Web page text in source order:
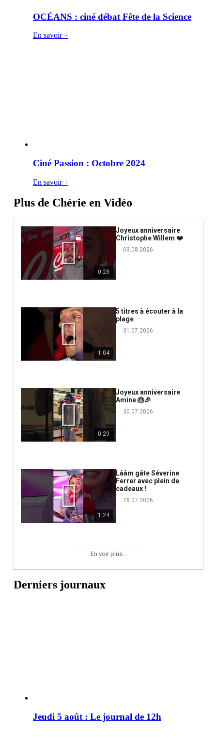
OCÉANS : ciné débat Fête de la Science
En savoir +
Ciné Passion : Octobre 2024
En savoir +
Plus de Chérie en Vidéo
0:28
Joyeux anniversaire
Christophe Willem ❤️
03.08.2026
1:04
5 titres à écouter à la
plage
31.07.2026
0:29
Joyeux anniversaire
Amine 🎂🎉
30.07.2026
1:24
Lââm gâte Séverine
Ferrer avec plein de
cadeaux !
28.07.2026
En voir plus...
Derniers journaux
Jeudi 5 août : Le journal de 12h